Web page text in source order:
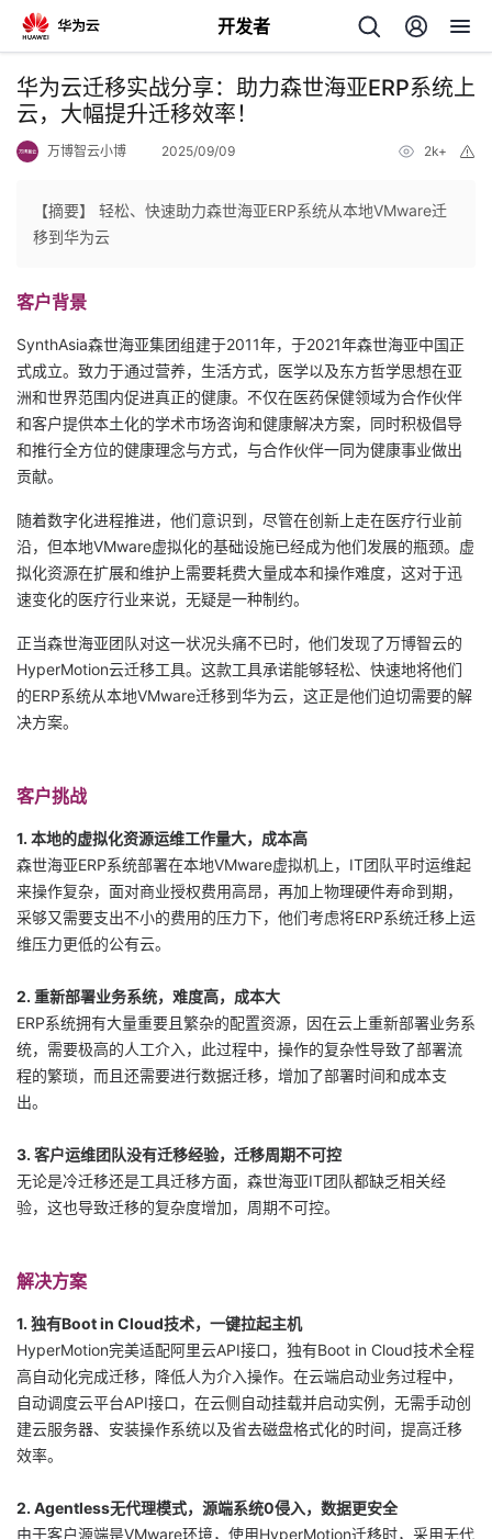
开发者
返
回
人
主
页
我
的
开
发
者
我
的
博
我
的
坛
我
圈
子
的
直
播
我
的
活
动
我
的
关
注
我
的
开
发
者
学
我
的
课
程
我
的
认
我
的
我
我
的
Programs
我
的
支
持
我
的
技
术
支
我
的
云
声
华为云迁移实战分享：助力森世海亚ERP系统上
云，大幅提升迁移效率！
万博智云小博 2025/09/09 2k+
【摘要】 轻松、快速助力森世海亚ERP系统从本地VMware迁
移到华为云
客户背景
SynthAsia森世海亚集团组建于2011年，于2021年森世海亚中国正
式成立。致力于通过营养，生活方式，医学以及东方哲学思想在亚
洲和世界范围内促进真正的健康。不仅在医药保健领域为合作伙伴
和客户提供本土化的学术市场咨询和健康解决方案，同时积极倡导
和推行全方位的健康理念与方式，与合作伙伴一同为健康事业做出
贡献。
随着数字化进程推进，他们意识到，尽管在创新上走在医疗行业前
沿，但本地VMware虚拟化的基础设施已经成为他们发展的瓶颈。虚
拟化资源在扩展和维护上需要耗费大量成本和操作难度，这对于迅
速变化的医疗行业来说，无疑是一种制约。
正当森世海亚团队对这一状况头痛不已时，他们发现了万博智云的
HyperMotion云迁移工具。 这款工具承诺能够轻松、快速地将他们
的ERP系统从本地VMware迁移到华为云，这正是他们迫切需要的解
决方案。
客户挑战
1. 本地的虚拟化资源运维工作量大，成本高
森世海亚ERP系统部署在本地VMware虚拟机上，IT团队平时运维起
来操作复杂，面对商业授权费用高昂，再加上物理硬件寿命到期，
采够又需要支出不小的费用的压力下，他们考虑将ERP系统迁移上运
维压力更低的公有云。
2. 重新部署业务系统，难度高，成本大
ERP系统拥有大量重要且繁杂的配置资源，因在云上重新部署业务系
统，需要极高的人工介入，此过程中，操作的复杂性导致了部署流
程的繁琐，而且还需要进行数据迁移，增加了部署时间和成本支
出。
3. 客户运维团队没有迁移经验，迁移周期不可控
无论是冷迁移还是工具迁移方面，森世海亚IT团队都缺乏相关经
验，这也导致迁移的复杂度增加，周期不可控。
解决方案
1. 独有Boot in Cloud技术，一键拉起主机
HyperMotion完美适配阿里云API接口，独有Boot in Cloud技术全程
高自动化完成迁移，降低人为介入操作。在云端启动业务过程中，
自动调度云平台API接口，在云侧自动挂载并启动实例，无需手动创
建云服务器、安装操作系统以及省去磁盘格式化的时间，提高迁移
效率。
2. Agentless无代理模式，源端系统0侵入，数据更安全
由于客户源端是VMware环境，使用HyperMotion迁移时，采用无代